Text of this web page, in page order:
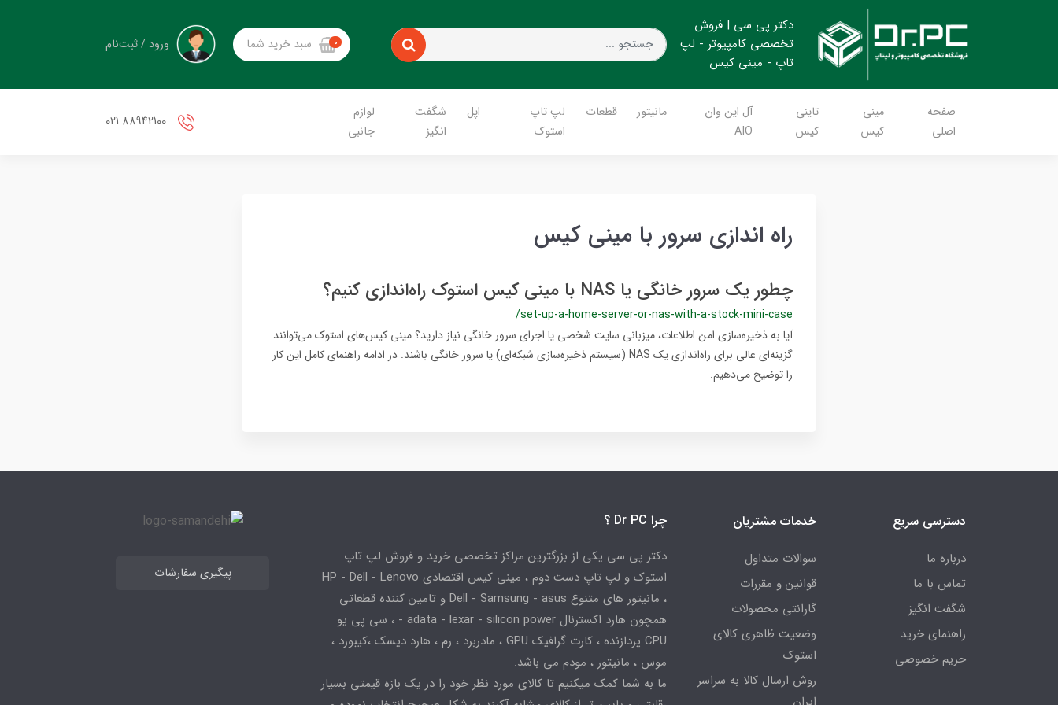
دکتر پی سی | فروش
تخصصی کامپیوتر - لپ
تاپ - مینی کیس
0 سبد خرید شما ورود / ثبت‌نام
صفحه
اصلی
مینی
کیس
تاینی
کیس
آل این وان
AIO
مانیتور قطعات
لپ تاپ
استوک
اپل
شگفت
انگیز
لوازم
جانبی
راه اندازی سرور با مینی کیس
چطور یک سرور خانگی یا NAS با مینی کیس استوک راه‌اندازی کنیم؟
/set-up-a-home-server-or-nas-with-a-stock-mini-case
آیا به ذخیره‌سازی امن اطلاعات، میزبانی سایت شخصی یا اجرای سرور خانگی نیاز دارید؟ مینی کیس‌های استوک می‌توانند
گزینه‌ای عالی برای راه‌اندازی یک NAS (سیستم ذخیره‌سازی شبکه‌ای) یا سرور خانگی باشند. در ادامه راهنمای کامل این کار
را توضیح می‌دهیم.
دسترسی سریع
درباره ما
تماس با ما
شگفت انگیز
راهنمای خرید
حریم خصوصی
خدمات مشتریان
سوالات متداول
قوانین و مقررات
گارانتی محصولات
وضعیت ظاهری کالای
استوک
روش ارسال کالا به سراسر
چرا Dr PC ؟
دکتر پی سی یکی از بزرگترین مراکز تخصصی خرید و فروش لپ تاپ
استوک و لپ تاپ دست دوم ، مینی کیس اقتصادی HP - Dell - Lenovo
، مانیتور های متنوع Dell - Samsung - asus و تامین کننده قطعاتی
همچون هارد اکسترنال adata - lexar - silicon power - ، سی پی یو
CPU پردازنده ، کارت گرافیک GPU ، مادربرد ، رم ، هارد دیسک ،کیبورد ،
موس ، مانیتور ، مودم می باشد.
ما به شما کمک میکنیم تا کالای مورد نظر خود را در یک بازه قیمتی بسیار
پیگیری سفارشات